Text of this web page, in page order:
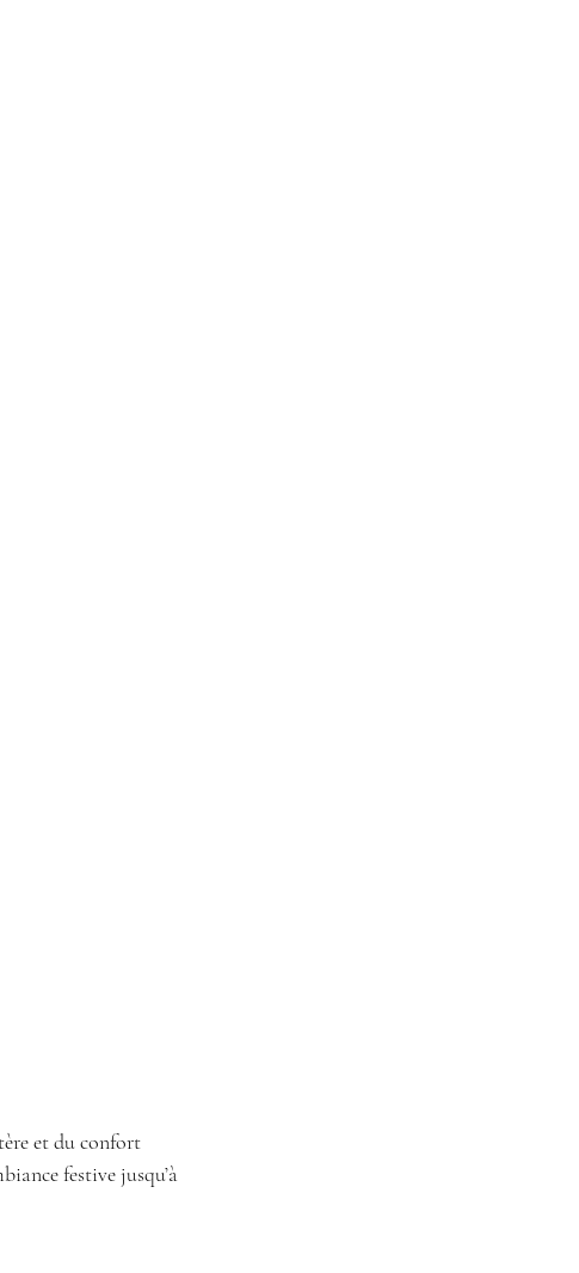
et du confort
festive jusqu’à